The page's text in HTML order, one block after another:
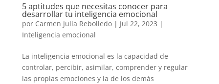
5 aptitudes que necesitas conocer para
desarrollar tu inteligencia emocional
por Carmen Julia Rebolledo| Jul 22, 2023 |
Inteligencia emocional
La inteligencia emocional es la capacidad de
controlar, percibir, asimilar, comprender y regular
las propias emociones y la de los demás